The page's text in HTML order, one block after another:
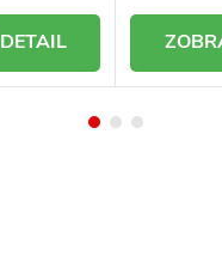
DETAIL